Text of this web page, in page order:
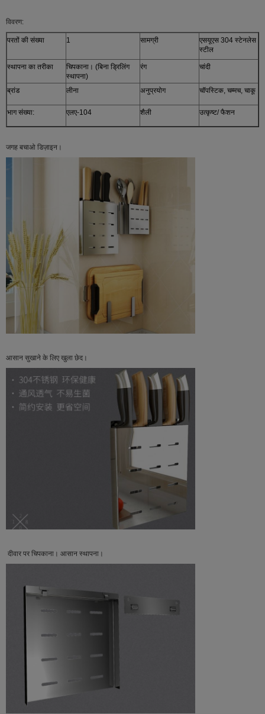
विवरण:
परतों की संख्या 1 सामग्री
एसयूएस 304 स्टेनलेस
स्टील
स्थापना का तरीका
चिपकाना। (बिना ड्रिलिंग
स्थापना)
रंग चांदी
ब्रांड लीना अनुप्रयोग चॉपस्टिक, चम्मच, चाकू
भाग संख्या: एलए-104 शैली उत्कृष्ट/ फैशन
जगह बचाओ डिज़ाइन।
आसान सुखाने के लिए खुला छेद।
दीवार पर चिपकाना। आसान स्थापना।